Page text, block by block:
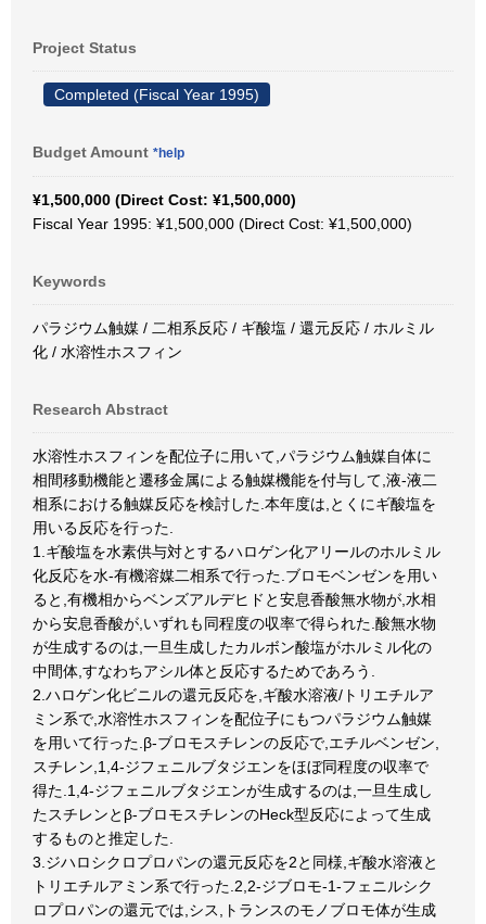
Project Status
Completed (Fiscal Year 1995)
Budget Amount *help
¥1,500,000 (Direct Cost: ¥1,500,000)
Fiscal Year 1995: ¥1,500,000 (Direct Cost: ¥1,500,000)
Keywords
パラジウム触媒 / 二相系反応 / ギ酸塩 / 還元反応 / ホルミル
化 / 水溶性ホスフィン
Research Abstract
水溶性ホスフィンを配位子に用いて,パラジウム触媒自体に
相間移動機能と遷移金属による触媒機能を付与して,液-液二
相系における触媒反応を検討した.本年度は,とくにギ酸塩を
用いる反応を行った.
1.ギ酸塩を水素供与対とするハロゲン化アリールのホルミル
化反応を水-有機溶媒二相系で行った.ブロモベンゼンを用い
ると,有機相からベンズアルデヒドと安息香酸無水物が,水相
から安息香酸が,いずれも同程度の収率で得られた.酸無水物
が生成するのは,一旦生成したカルボン酸塩がホルミル化の
中間体,すなわちアシル体と反応するためであろう.
2.ハロゲン化ビニルの還元反応を,ギ酸水溶液/トリエチルア
ミン系で,水溶性ホスフィンを配位子にもつパラジウム触媒
を用いて行った.β-ブロモスチレンの反応で,エチルベンゼン,
スチレン,1,4-ジフェニルブタジエンをほぼ同程度の収率で
得た.1,4-ジフェニルブタジエンが生成するのは,一旦生成し
たスチレンとβ-ブロモスチレンのHeck型反応によって生成
するものと推定した.
3.ジハロシクロプロパンの還元反応を2と同様,ギ酸水溶液と
トリエチルアミン系で行った.2,2-ジブロモ-1-フェニルシク
ロプロパンの還元では,シス,トランスのモノブロモ体が生成